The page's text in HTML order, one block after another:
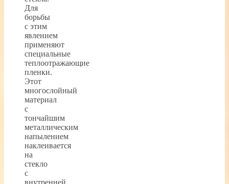
Для
борьбы
с этим
явлением
применяют
специальные
теплоотражающие
пленки.
Этот
многослойный
материал
с
тончайшим
металлическим
напылением
наклеивается
на
стекло
с
внутренней